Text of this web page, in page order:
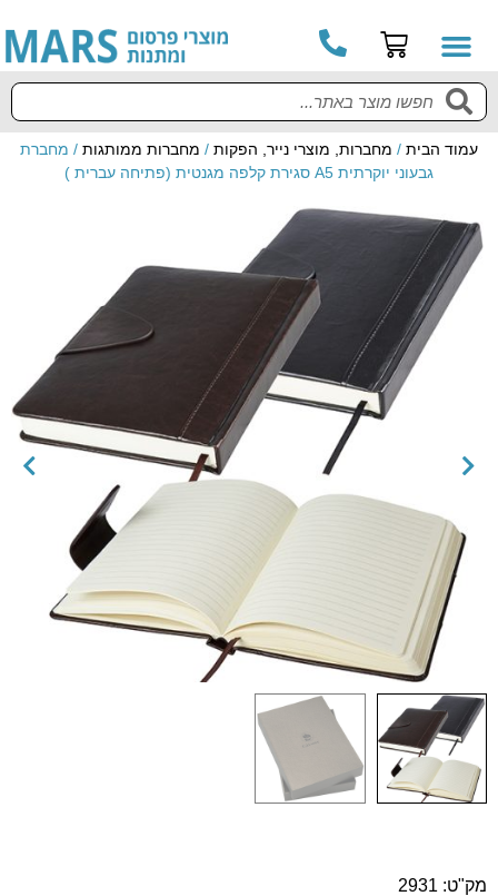
עמוד הבית / מחברות, מוצרי נייר, הפקות / מחברות ממותגות / מחברת
גבעוני יוקרתית A5 סגירת קלפה מגנטית (פתיחה עברית )
מק"ט: 2931